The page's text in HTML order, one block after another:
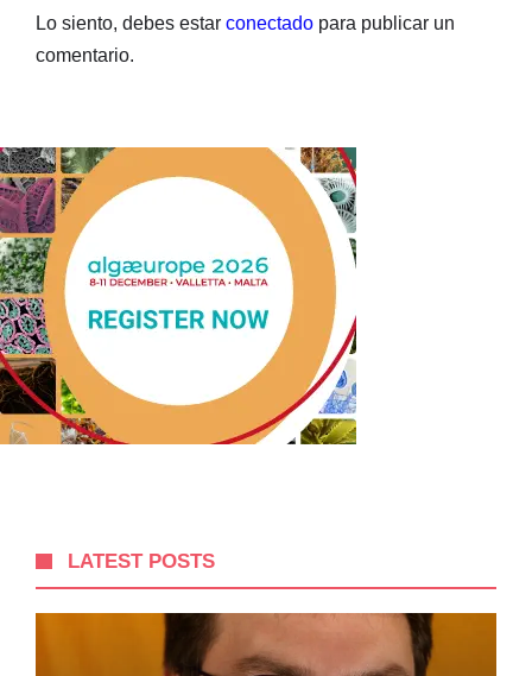
Lo siento, debes estar conectado para publicar un
comentario.
LATEST POSTS